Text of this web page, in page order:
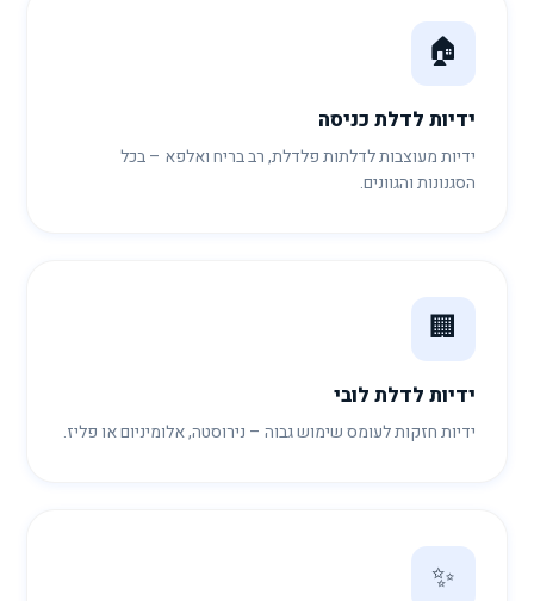
🏠
ידיות לדלת כניסה
ידיות מעוצבות לדלתות פלדלת, רב בריח ואלפא – בכל
הסגנונות והגוונים.
🏢
ידיות לדלת לובי
ידיות חזקות לעומס שימוש גבוה – נירוסטה, אלומיניום או פליז.
✨